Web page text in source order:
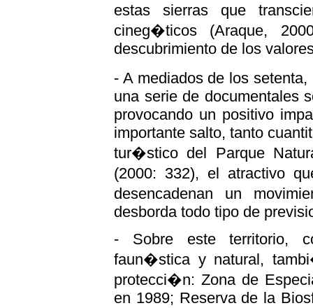
estas sierras que
cineg�ticos (Araque,
descubrimiento de los
- A mediados de los
una serie de documentales
provocando un positivo
importante salto, tanto
tur�stico del Parque
(2000: 332), el atractivo
desencadenan un
desborda todo tipo de
- Sobre este territorio,
faun�stica y natural,
protecci�n: Zona de
en 1989; Reserva de la